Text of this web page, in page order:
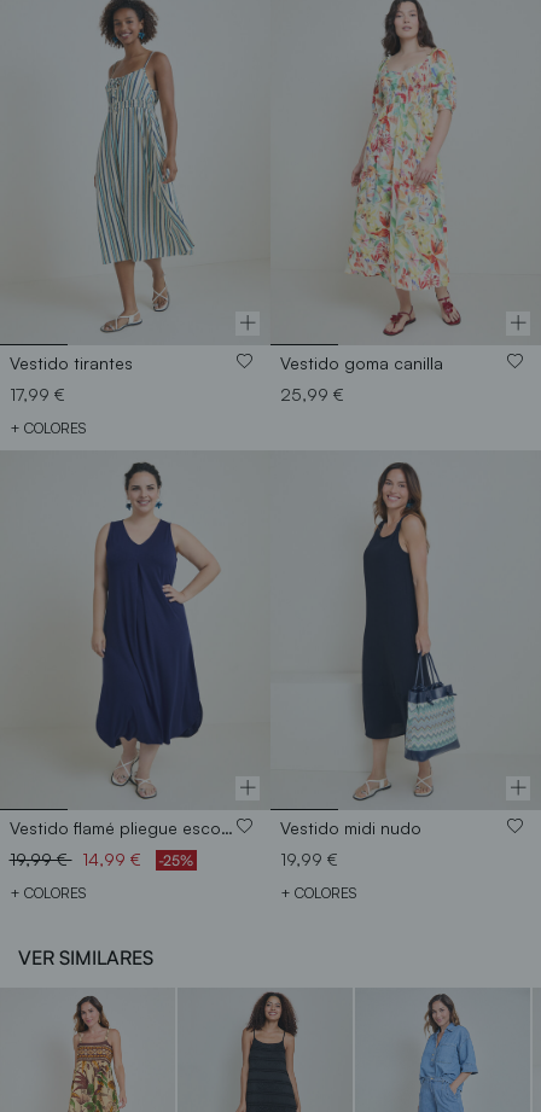
Vestido tirantes
17,99 €
+ COLORES
Vestido goma canilla
25,99 €
Vestido flamé pliegue escote
Price reduced from
19,99 €to14,99 €
-25%
+ COLORES
Vestido midi nudo
19,99 €
+ COLORES
VER SIMILARES